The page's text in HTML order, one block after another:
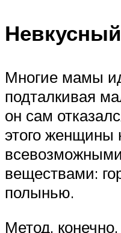
Многие мамы
подталкивая
он сам
этого женщины
веществами:
полынью.
Метод,